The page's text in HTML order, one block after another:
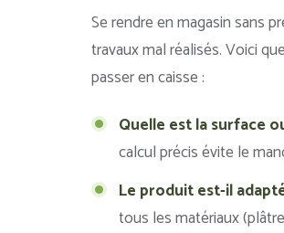
Se rendre en magasin sans
travaux mal réalisés. Voici
passer en caisse :
Quelle est la surface
calcul précis évite le
Le produit est-il
tous les matériaux